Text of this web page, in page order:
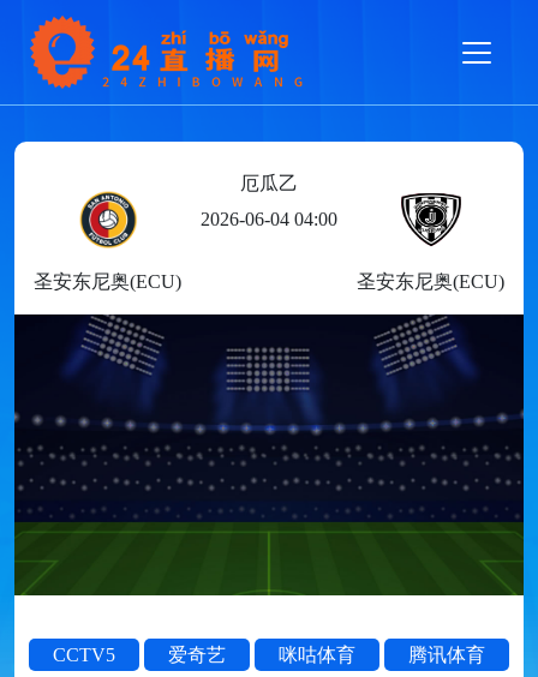
圣安东尼奥(ECU)
厄瓜乙
2026-06-04 04:00
圣安东尼奥(ECU)
CCTV5 爱奇艺 咪咕体育 腾讯体育